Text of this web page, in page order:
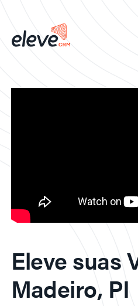
Eleve suas
Madeiro, PI